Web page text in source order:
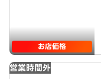
お店価格
営業時間外